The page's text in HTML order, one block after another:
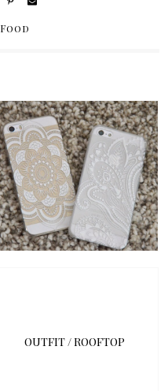
Food
OUTFIT / ROOFTOP